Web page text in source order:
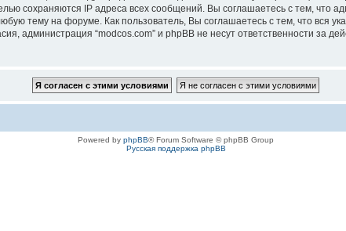
сохраняются IP адреса всех сообщений. Вы соглашаетесь с тем, что
тему на форуме. Как пользователь, Вы соглашаетесь с тем, что вся
администрация “modcos.com” и phpBB не несут ответственности за
Powered by phpBB® Forum Software © phpBB Group
Русская поддержка phpBB